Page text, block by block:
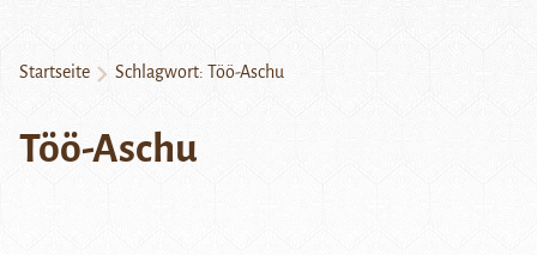
Startseite Schlagwort: Töö-Aschu
Töö-Aschu